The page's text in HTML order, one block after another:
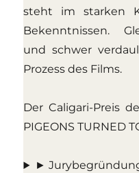
steht im starken
Bekenntnissen.
und schwer
Prozess des Films.
Der Caligari-Preis
PIGEONS TURNED
►